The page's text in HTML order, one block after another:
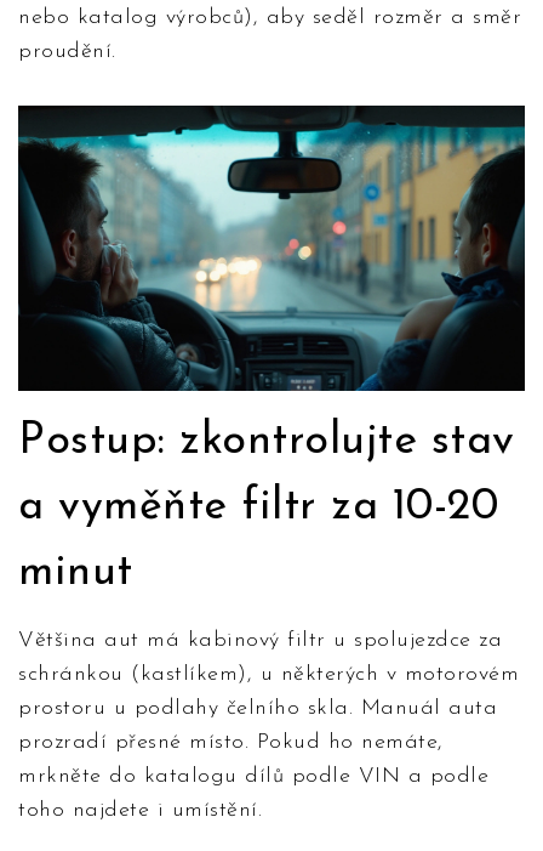
nebo katalog výrobců), aby seděl rozměr a směr
proudění.
Postup: zkontrolujte stav
a vyměňte filtr za 10-20
minut
Většina aut má kabinový filtr u spolujezdce za
schránkou (kastlíkem), u některých v motorovém
prostoru u podlahy čelního skla. Manuál auta
prozradí přesné místo. Pokud ho nemáte,
mrkněte do katalogu dílů podle VIN a podle
toho najdete i umístění.